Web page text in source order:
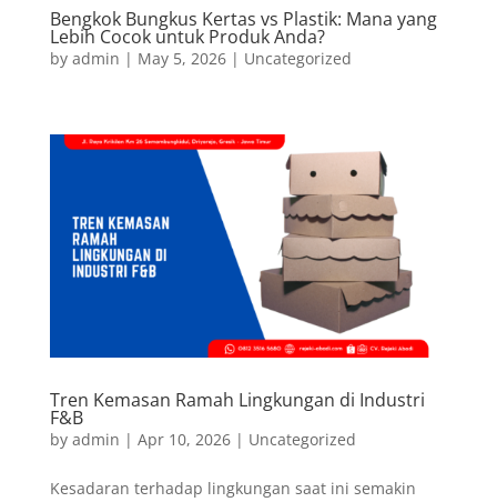
Bengkok Bungkus Kertas vs Plastik: Mana yang
Lebih Cocok untuk Produk Anda?
by admin | May 5, 2026| Uncategorized
Tren Kemasan Ramah Lingkungan di Industri
F&B
by admin | Apr 10, 2026| Uncategorized
Kesadaran terhadap lingkungan saat ini semakin